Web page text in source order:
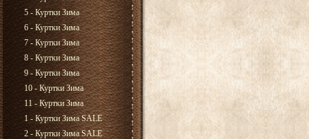
5 - Куртки Зима
6 - Куртки Зима
7 - Куртки Зима
8 - Куртки Зима
9 - Куртки Зима
10 - Куртки Зима
11 - Куртки Зима
1 - Куртки Зима SALE
2 - Куртки Зима SALE